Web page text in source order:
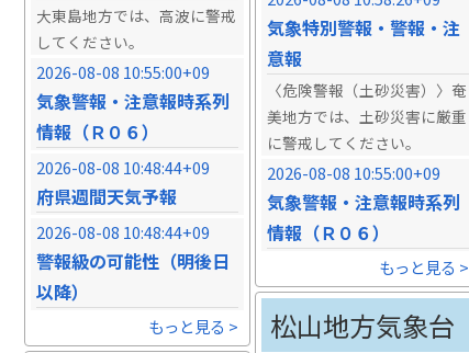
気象特別警報・警報・注
意報
〈危険警報（土砂災害）〉奄
美地方では、土砂災害に厳重
に警戒してください。
2026-08-08 10:55:00+09
気象警報・注意報時系列
情報（Ｒ０６）
もっと見る >
大東島地方では、高波に警戒
してください。
2026-08-08 10:55:00+09
気象警報・注意報時系列
情報（Ｒ０６）
2026-08-08 10:48:44+09
府県週間天気予報
2026-08-08 10:48:44+09
警報級の可能性（明後日
以降）
もっと見る > 松山地方気象台